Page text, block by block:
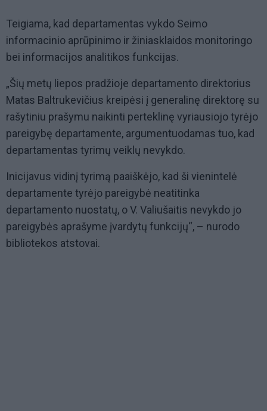
Teigiama, kad departamentas vykdo Seimo
informacinio aprūpinimo ir žiniasklaidos monitoringo
bei informacijos analitikos funkcijas.
„Šių metų liepos pradžioje departamento direktorius
Matas Baltrukevičius kreipėsi į generalinę direktorę su
rašytiniu prašymu naikinti perteklinę vyriausiojo tyrėjo
pareigybę departamente, argumentuodamas tuo, kad
departamentas tyrimų veiklų nevykdo.
Inicijavus vidinį tyrimą paaiškėjo, kad ši vienintelė
departamente tyrėjo pareigybė neatitinka
departamento nuostatų, o V. Valiušaitis nevykdo jo
pareigybės aprašyme įvardytų funkcijų“, – nurodo
bibliotekos atstovai.